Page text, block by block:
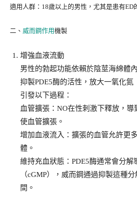
適用人群：18歲以上的男性，尤其是患有ED
二、 威而鋼作用機製
增強血液流動
男性的勃起功能依賴於陰莖海綿體
抑製PDE5酶的活性，放大一氧化氮
引發以下過程：
血管擴張：NO在性刺激下釋放，導
使血管擴張。
增加血液流入：擴張的血管允許更
體。
維持充血狀態：PDE5酶通常會分
（cGMP），威而鋼通過抑製這種
間。